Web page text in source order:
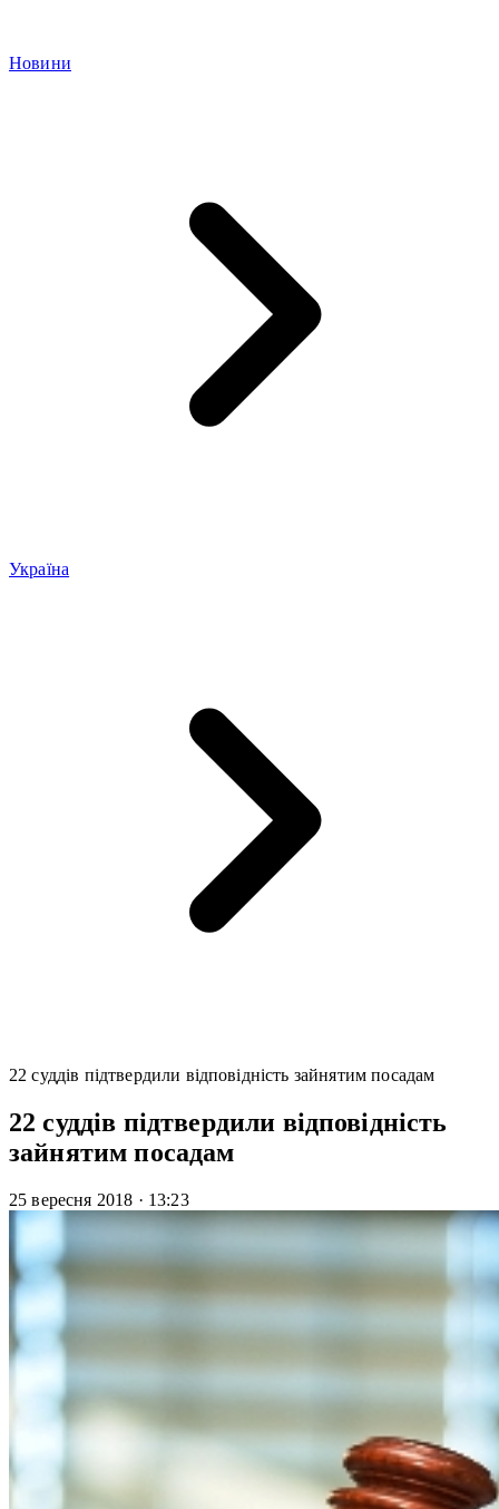
Новини
Україна
22 суддів підтвердили відповідність зайнятим посадам
22 суддів підтвердили відповідність
зайнятим посадам
25 вересня 2018 · 13:23